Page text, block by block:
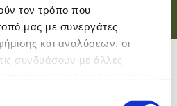
τον τρόπο που
μας με συνεργάτες
και αναλύσεων, οι
συνδυάσουν με άλλες